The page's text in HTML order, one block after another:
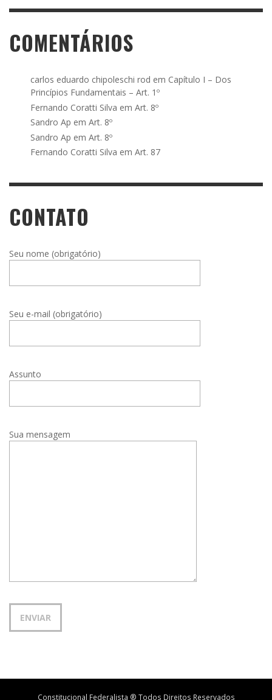
COMENTÁRIOS
carlos eduardo chipoleschi rod em Capítulo I – Dos
Princípios Fundamentais – Art. 1º
Fernando Coratti Silva em Art. 8º
Sandro Ap em Art. 8º
Sandro Ap em Art. 8º
Fernando Coratti Silva em Art. 87
CONTATO
Seu nome (obrigatório)
Seu e-mail (obrigatório)
Assunto
Sua mensagem
Constitucional Federalista ® Todos Direitos Reservados